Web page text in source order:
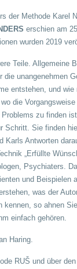
der Methode Karel
erschien am
wurden 2019
Teile. Allgemeine
die unangenehmen
entstehen, und
die
Problems zu finden
Schritt. Sie finden
Karls Antworten
„Erfüllte
Psychiaters.
und Beispielen
was der
kennen, so ahnen
einfach gehören.
Haring.
RUŠ und über